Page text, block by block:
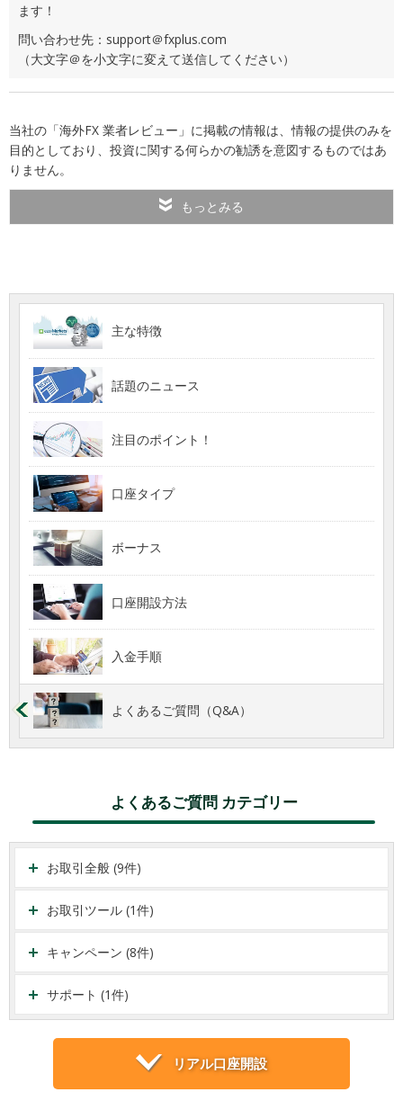
ます！
問い合わせ先：support＠fxplus.com
（大文字＠を小文字に変えて送信してください）
当社の「海外FX 業者レビュー」に掲載の情報は、情報の提供のみを
目的としており、投資に関する何らかの勧誘を意図するものではあ
りません。
もっとみる
主な特徴
話題のニュース
注目のポイント！
口座タイプ
ボーナス
口座開設方法
入金手順
よくあるご質問（Q&A）
よくあるご質問 カテゴリー
お取引全般 (9件)
お取引ツール (1件)
キャンペーン (8件)
サポート (1件)
リアル口座開設